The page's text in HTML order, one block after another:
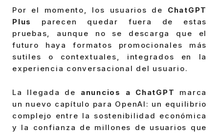
Por el momento, los usuarios de ChatGPT
Plus
parecen quedar fuera de estas
pruebas, aunque no se descarga que el
futuro haya formatos promocionales más
sutiles o contextuales, integrados en la
experiencia conversacional del usuario.
La llegada de anuncios a ChatGPT
marca
un nuevo capítulo para OpenAI: un equilibrio
complejo entre la sostenibilidad económica
y la confianza de millones de usuarios que